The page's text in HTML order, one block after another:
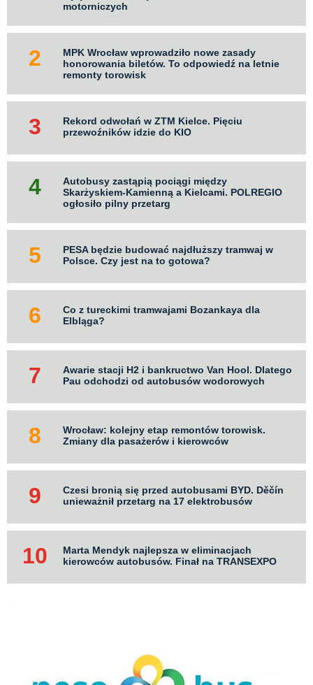
motorniczych
MPK Wrocław wprowadziło nowe zasady
honorowania biletów. To odpowiedź na letnie
remonty torowisk
Rekord odwołań w ZTM Kielce. Pięciu
przewoźników idzie do KIO
Autobusy zastąpią pociągi między
Skarżyskiem-Kamienną a Kielcami. POLREGIO
ogłosiło pilny przetarg
PESA będzie budować najdłuższy tramwaj w
Polsce. Czy jest na to gotowa?
Co z tureckimi tramwajami Bozankaya dla
Elbląga?
Awarie stacji H2 i bankructwo Van Hool. Dlatego
Pau odchodzi od autobusów wodorowych
Wrocław: kolejny etap remontów torowisk.
Zmiany dla pasażerów i kierowców
Czesi bronią się przed autobusami BYD. Děčín
unieważnił przetarg na 17 elektrobusów
Marta Mendyk najlepsza w eliminacjach
kierowców autobusów. Finał na TRANSEXPO